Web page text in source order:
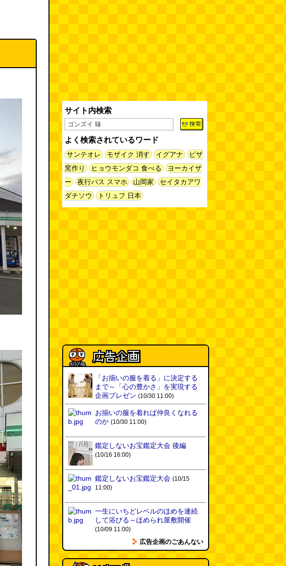
サイト内検索
よく検索されているワード
サンテオレ モザイク 消す イグアナ
ピザ
窯作り
ヒョウモンダコ 食べる
ヨーカイザ
ー
夜行バス スマホ 山岡家
セイタカアワ
ダチソウ
トリュフ 日本
「お揃いの服を着る」に決定する
まで～「心の豊かさ」を実現する
企画プレゼン (10/30 11:00)
お揃いの服を着れば仲良くなれる
のか (10/30 11:00)
鑑定しないお宝鑑定大会 後編
(10/16 16:00)
鑑定しないお宝鑑定大会 (10/15
11:00)
一生にいちどレベルのほめを連続
して浴びる～ほめられ屋敷開催
(10/09 11:00)
広告企画のごあんない